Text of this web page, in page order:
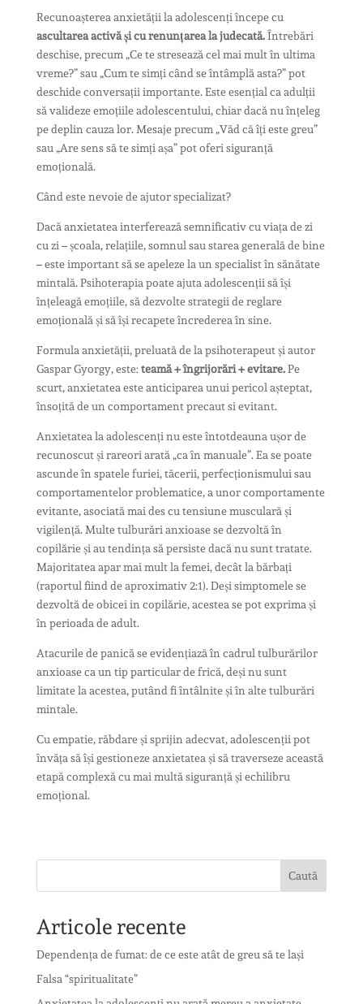
Recunoașterea anxietății la adolescenți începe cu
ascultarea activă și cu renunțarea la judecată.Întrebări
deschise, precum „Ce te stresează cel mai mult în ultima
vreme?” sau „Cum te simți când se întâmplă asta?” pot
deschide conversații importante. Este esențial ca adulții
să valideze emoțiile adolescentului, chiar dacă nu înțeleg
pe deplin cauza lor. Mesaje precum „Văd că îți este greu”
sau „Are sens să te simți așa” pot oferi siguranță
emoțională.
Când este nevoie de ajutor specializat?
Dacă anxietatea interferează semnificativ cu viața de zi
cu zi – școala, relațiile, somnul sau starea generală de bine
– este important să se apeleze la un specialist în sănătate
mintală. Psihoterapia poate ajuta adolescenții să își
înțeleagă emoțiile, să dezvolte strategii de reglare
emoțională și să își recapete încrederea în sine.
Formula anxietății, preluată de la psihoterapeut și autor
Gaspar Gyorgy, este: teamă + îngrijorări + evitare.Pe
scurt, anxietatea este anticiparea unui pericol așteptat,
însoțită de un comportament precaut si evitant.
Anxietatea la adolescenți nu este întotdeauna ușor de
recunoscut și rareori arată „ca în manuale”. Ea se poate
ascunde în spatele furiei, tăcerii, perfecționismului sau
comportamentelor problematice, a unor comportamente
evitante, asociată mai des cu tensiune musculară și
vigilență. Multe tulburări anxioase se dezvoltă în
copilărie și au tendința să persiste dacă nu sunt tratate.
Majoritatea apar mai mult la femei, decât la bărbați
(raportul fiind de aproximativ 2:1). Deși simptomele se
dezvoltă de obicei in copilărie, acestea se pot exprima și
în perioada de adult.
Atacurile de panică se evidențiază în cadrul tulburărilor
anxioase ca un tip particular de frică, deși nu sunt
limitate la acestea, putând fi întâlnite și în alte tulburări
mintale.
Cu empatie, răbdare și sprijin adecvat, adolescenții pot
învăța să își gestioneze anxietatea și să traverseze această
etapă complexă cu mai multă siguranță și echilibru
emoțional.
Caută
Articole recente
Dependența de fumat: de ce este atât de greu să te lași
Falsa “spiritualitate”